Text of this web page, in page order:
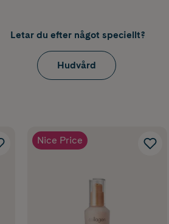
Letar du efter något speciellt?
Hudvård
Nice Price